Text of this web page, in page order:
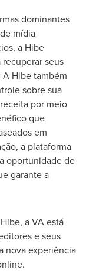
dominantes
mídia
a Hibe
seus
Hibe também
sobre sua
por meio
que
em
a plataforma
oportunidade de
garante a
a VA está
e seus
nova experiência